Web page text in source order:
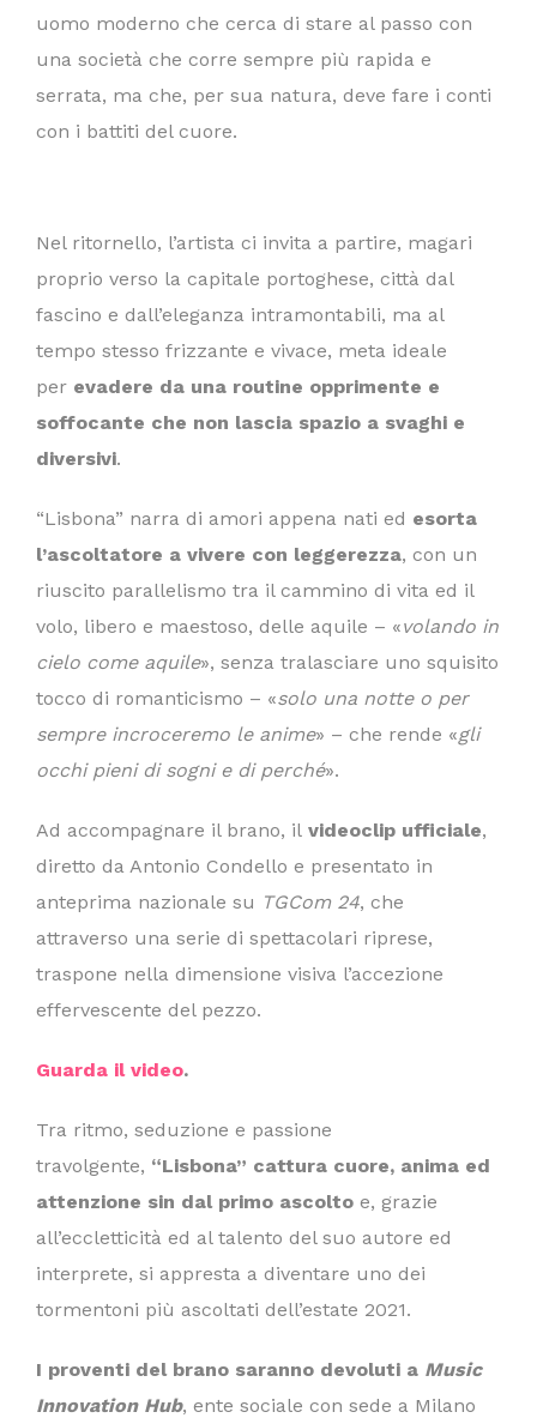
uomo moderno che cerca di stare al passo con
una società che corre sempre più rapida e
serrata, ma che, per sua natura, deve fare i conti
con i battiti del cuore.
Nel ritornello, l’artista ci invita a partire, magari
proprio verso la capitale portoghese, città dal
fascino e dall’eleganza intramontabili, ma al
tempo stesso frizzante e vivace, meta ideale
per evadere da una routine opprimente e
soffocante che non lascia spazio a svaghi e
diversivi.
“Lisbona” narra di amori appena nati ed esorta
l’ascoltatore a vivere con leggerezza, con un
riuscito parallelismo tra il cammino di vita ed il
volo, libero e maestoso, delle aquile – «volando in
cielo come aquile», senza tralasciare uno squisito
tocco di romanticismo – «solo una notte o per
sempre incroceremo le anime» – che rende «gli
occhi pieni di sogni e di perché».
Ad accompagnare il brano, il videoclip ufficiale,
diretto da Antonio Condello e presentato in
anteprima nazionale su TGCom 24, che
attraverso una serie di spettacolari riprese,
traspone nella dimensione visiva l’accezione
effervescente del pezzo.
Guarda il video.
Tra ritmo, seduzione e passione
travolgente, “Lisbona” cattura cuore, anima ed
attenzione sin dal primo ascolto e, grazie
all’eccletticità ed al talento del suo autore ed
interprete, si appresta a diventare uno dei
tormentoni più ascoltati dell’estate 2021.
I proventi del brano saranno devoluti a Music
Innovation Hub, ente sociale con sede a Milano